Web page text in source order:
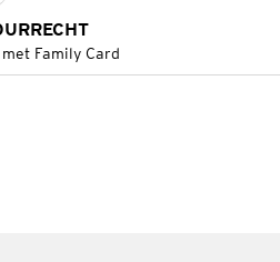
Family Card